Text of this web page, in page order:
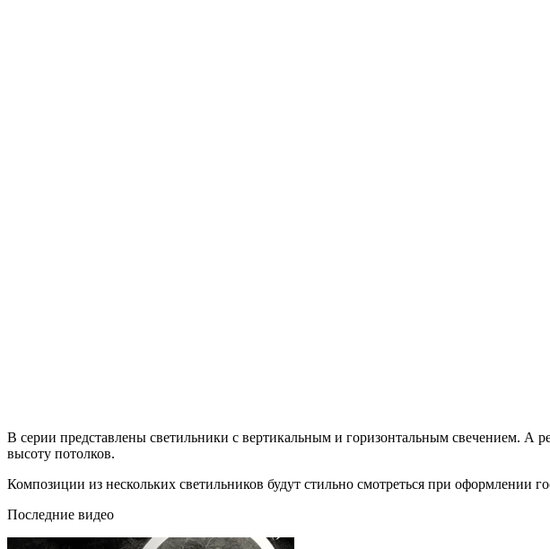
В серии представлены светильники с вертикальным и горизонтальным свечением. А
высоту потолков.
Композиции из нескольких светильников будут стильно смотреться при оформлении
Последние видео